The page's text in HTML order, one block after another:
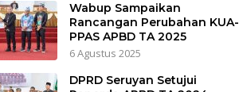
Wabup Sampaikan
Rancangan Perubahan KUA-
PPAS APBD TA 2025
6 Agustus 2025
DPRD Seruyan Setujui